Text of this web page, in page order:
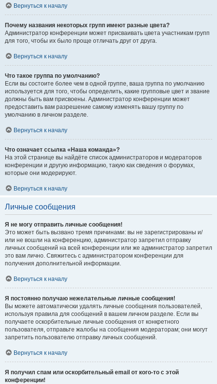
Вернуться к началу
Почему названия некоторых групп имеют разные цвета?
Администратор конференции может присваивать цвета участникам групп
для того, чтобы их было проще отличать друг от друга.
Вернуться к началу
Что такое группа по умолчанию?
Если вы состоите более чем в одной группе, ваша группа по умолчанию
используется для того, чтобы определить, какие групповые цвет и звание
должны быть вам присвоены. Администратор конференции может
предоставить вам разрешение самому изменять вашу группу по
умолчанию в личном разделе.
Вернуться к началу
Что означает ссылка «Наша команда»?
На этой странице вы найдёте список администраторов и модераторов
конференции и другую информацию, такую как сведения о форумах,
которые они модерируют.
Вернуться к началу
Личные сообщения
Я не могу отправить личные сообщения!
Это может быть вызвано тремя причинами: вы не зарегистрированы и/
или не вошли на конференцию, администратор запретил отправку
личных сообщений на всей конференции или же администратор запретил
это вам лично. Свяжитесь с администратором конференции для
получения дополнительной информации.
Вернуться к началу
Я постоянно получаю нежелательные личные сообщения!
Вы можете автоматически удалять личные сообщения пользователей,
используя правила для сообщений в вашем личном разделе. Если вы
получаете оскорбительные личные сообщения от конкретного
пользователя, отправьте жалобы на сообщения модераторам; они могут
запретить пользователю отправку личных сообщений.
Вернуться к началу
Я получил спам или оскорбительный email от кого-то с этой
конференции!